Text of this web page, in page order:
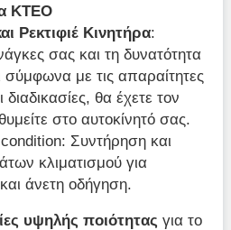
ΚΤΕΟ
Ρεκτιφιέ Κινητήρα:
σας και τη δυνατότητα
σύμφωνα με τις απαραίτητες
θα έχετε τον
στο αυτοκίνητό σας.
Συντήρηση και
κλιματισμού για
άνετη οδήγηση.
υψηλής ποιότητας για το